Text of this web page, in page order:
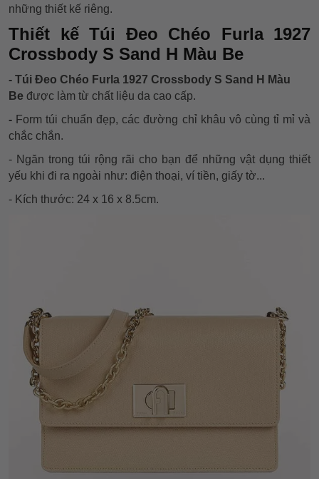
những thiết kế riêng.
Thiết kế Túi Đeo Chéo Furla 1927
Crossbody S Sand H Màu Be
- Túi Đeo Chéo Furla 1927 Crossbody S Sand H Màu
Be được làm từ chất liệu da cao cấp.
- Form túi chuẩn đẹp, các đường chỉ khâu vô cùng tỉ mỉ và
chắc chắn.
- Ngăn trong túi rộng rãi cho bạn để những vật dụng thiết
yếu khi đi ra ngoài như: điện thoại, ví tiền, giấy tờ...
- Kích thước: 24 x 16 x 8.5cm.